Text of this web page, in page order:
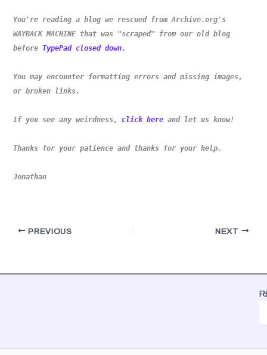
You're reading a blog we rescued from Archive.org's
WAYBACK MACHINE that was "scraped" from our old blog
before TypePad closed down.
You may encounter formatting errors and missing images,
or broken links.
If you see any weirdness, click here and let us know!
Thanks for your patience and thanks for your help.
Jonathan
PREVIOUS NEXT